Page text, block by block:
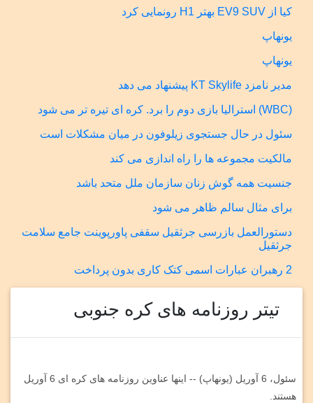
کیا از EV9 SUV بهتر H1 رونمایی کرد
یونهاپ
یونهاپ
مدیر نامزد KT Skylife پیشنهاد می دهد
(WBC) استرالیا بازی دوم را برد. کره ای تیره تر می شود
سئول در حال جستجوی زیلوفون در میان مشکلات است
مالکیت مجموعه ها را راه اندازی می کند
جنسیت همه گوش زنان سازمان ملل متحد باشد
برای مثال سالم ظاهر می شود
دستورالعمل بازرسی جرثقیل سقفی پاورپوینت جامع سلامت
جرثقیل
2 رهبران عبارات اسمی کتک کاری بدون پرداخت
تیتر روزنامه های کره جنوبی
سئول، 6 آوریل (یونهاپ) -- اینها عناوین روزنامه های کره ای 6 آوریل
هستند.